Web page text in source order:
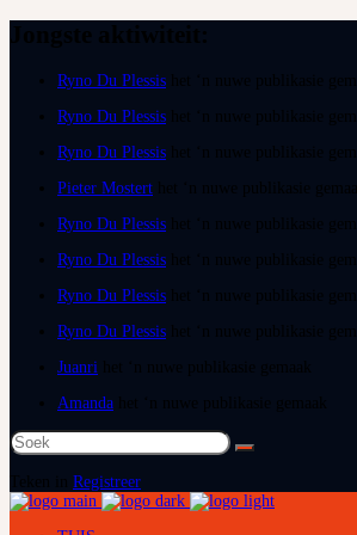
Ryno Du Plessis
Ryno Du Plessis
Ryno Du Plessis
Pieter Mostert
Ryno Du Plessis
Ryno Du Plessis
Ryno Du Plessis
Ryno Du Plessis
Juanri
Amanda
Soek
na:
Registreer